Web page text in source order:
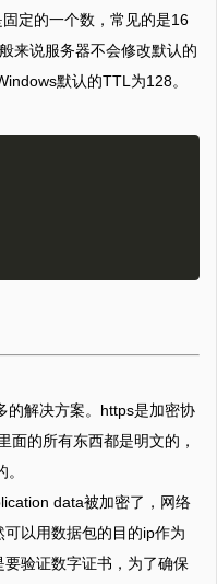
定的一个数，常见的是16
来说服务器不会修改默认的
默认的TTL为128。
的解决方案。https是加密协
面的所有东西都是明文的，
data被加密了，网络
以用数据包的目的ip作为
验证数字证书，为了确保